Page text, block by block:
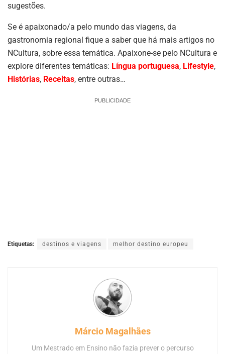
sugestões.
Se é apaixonado/a pelo mundo das viagens, da
gastronomia regional fique a saber que há mais artigos no
NCultura, sobre essa temática. Apaixone-se pelo NCultura e
explore diferentes temáticas: Língua portuguesa, Lifestyle,
Histórias, Receitas, entre outras…
PUBLICIDADE
Etiquetas: destinos e viagens melhor destino europeu
Márcio Magalhães
Um Mestrado em Ensino não fazia prever o percurso